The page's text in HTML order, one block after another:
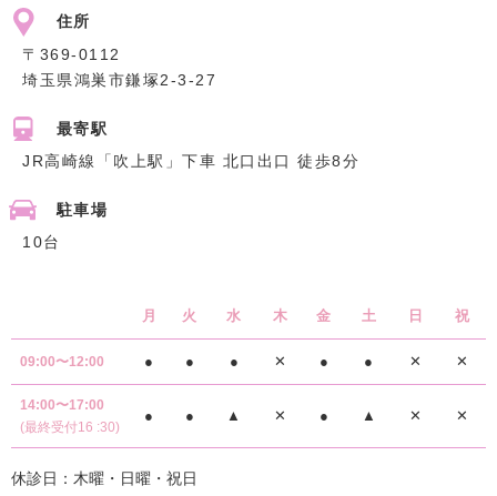
住所
〒369-0112
埼玉県鴻巣市鎌塚2-3-27
最寄駅
JR高崎線「吹上駅」下車 北口出口 徒歩8分
駐車場
10台
月 火 水 木 金 土 日 祝
09:00〜12:00 ● ● ● ✕ ● ● ✕ ✕
14:00〜17:00
(最終受付16 :30)
● ● ▲ ✕ ● ▲ ✕ ✕
休診日：木曜・日曜・祝日